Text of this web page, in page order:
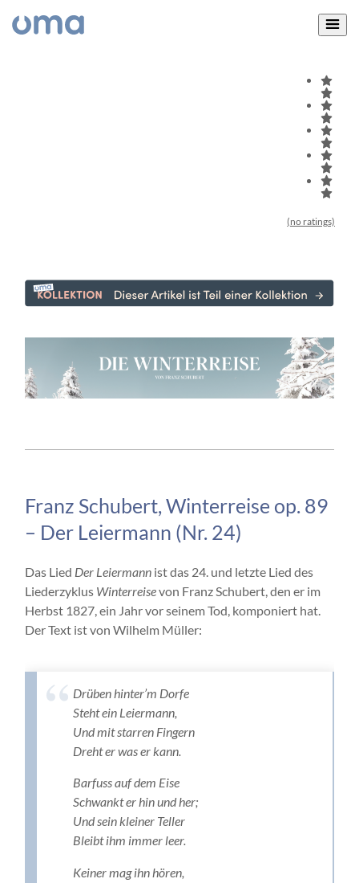
(no ratings)
Franz Schubert, Winterreise op. 89
– Der Leiermann (Nr. 24)
Das Lied Der Leiermann ist das 24. und letzte Lied des
Liederzyklus Winterreisevon Franz Schubert, den er im
Herbst 1827, ein Jahr vor seinem Tod, komponiert hat.
Der Text ist von Wilhelm Müller:
Drüben hinter’m Dorfe
Steht ein Leiermann,
Und mit starren Fingern
Dreht er was er kann.
Barfuss auf dem Eise
Schwankt er hin und her;
Und sein kleiner Teller
Bleibt ihm immer leer.
Keiner mag ihn hören,